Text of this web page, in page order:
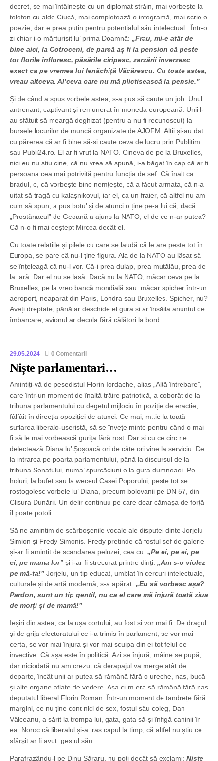
decret, se mai întâlnește cu un diplomat străin, mai vorbește la
telefon cu alde Ciucă, mai completează o integramă, mai scrie o
poezie, dar e prea puțin pentru potențialul său intelectual . Într-o
zi chiar i-o mărturisit lu’ prima Doamnă: „Frau, mi-e atât de
bine aici, la Cotroceni, de parcă aș fi la pension că peste
tot florile înfloresc, păsările ciripesc, zarzării înverzesc
exact ca pe vremea lui Ienăchiță Văcărescu. Cu toate astea,
vreau altceva. Al’ceva care nu mă plictisească la pensie.”
Și de când a spus vorbele astea, s-a pus să caute un job. Unul
antrenant, captivant și remunerat în moneda europeană. Unii l-
au sfătuit să meargă deghizat (pentru a nu fi recunoscut) la
bursele locurilor de muncă organizate de AJOFM. Alții și-au dat
cu părerea că ar fi bine să-și caute ceva de lucru prin Publitim
sau Publi24.ro. El ar fi vrut la NATO. Cineva de pe la Bruxelles,
nici eu nu știu cine, că nu vrea să spună, i-a băgat în cap că ar fi
persoana cea mai potrivită pentru funcția de șef. Că înalt ca
bradul, e, că vorbește bine nemțește, că a făcut armata, că n-a
uitat să tragă cu kalașnikovul, iar el, ca un fraier, că altfel nu am
cum să spun, a pus botu’ și de atunci o ține pe-a lui că, dacă
„Prostănacul” de Geoană a ajuns la NATO, el de ce n-ar putea?
Că n-o fi mai deștept Mircea decât el.
Cu toate relațiile și pilele cu care se laudă că le are peste tot în
Europa, se pare că nu-i ține figura. Aia de la NATO au lăsat să
se înțeleagă că nu-l vor. Că-i prea dulap, prea mutălău, prea de
la țară. Dar el nu se lasă. Dacă nu la NATO, măcar ceva pe la
Bruxelles, pe la vreo bancă mondială sau măcar spicher într-un
aeroport, neaparat din Paris, Londra sau Bruxelles. Spicher, nu?
Aveți dreptate, până ar deschide el gura și ar însăila anunțul de
îmbarcare, avionul ar decola fără călători la bord.
29.05.2024 0 Comentarii
Niște parlamentari…
Amintiți-vă de pesedistul Florin Iordache, alias „Altă întrebare”,
care într-un moment de înaltă trăire patriotică, a coborât de la
tribuna parlamentului cu degetul mijlociu în poziție de eracție,
fâlfâit în direcția opoziției de atunci. Ce mai, m..ie la toată
suflarea liberalo-useristă, să se învețe minte pentru când o mai
fi să le mai vorbească gurița fără rost. Dar și cu ce circ ne
delectează Diana lu’ Șoșoacă ori de câte ori vine la serviciu. De
la intrarea pe poarta parlamentului, până la discursul de la
tribuna Senatului, numa’ spurcăciuni e la gura dumneaei. Pe
holuri, la bufet sau la weceul Casei Poporului, peste tot se
rostogolesc vorbele lu’ Diana, precum bolovanii pe DN 57, din
Clisura Dunării. Un delir continuu pe care doar cămașa de forță
îl poate potoli.
Să ne amintim de scârboșenile vocale ale disputei dinte Jorjelu
Simion și Fredy Simonis. Fredy pretinde că fostul șef de galerie
și-ar fi amintit de scandarea peluzei, cea cu: „Pe ei, pe ei, pe
ei, pe mama lor” și i-ar fi strecurat printre dinți: „Am s-o violez
pe mă-ta!” Jorjelu, un tip educat, umblat în cercuri intelectuale,
culturale și de artă modernă, s-a apărat: „Eu să vorbesc așa?
Pardon, sunt un tip gentil, nu ca el care mă înjură toată ziua
de morți și de mamă!”
Ieșiri din astea, ca la ușa cortului, au fost și vor mai fi. De dragul
și de grija electoratului ce i-a trimis în parlament, se vor mai
certa, se vor mai înjura și vor mai scuipa din ei tot felul de
invective. Că așa este în politică. Azi se înjură, mâine se pupă,
dar niciodată nu am crezut că derapajul va merge atât de
departe, încât unii ar putea să rămână fără o ureche, nas, bucă
și alte organe aflate de vedere. Așa cum era să rămână fără nas
deputatul liberal Florin Roman. Într-un moment de tandrețe fără
margini, ce nu ține cont nici de sex, fostul său coleg, Dan
Vâlceanu, a sărit la trompa lui, gata, gata să-și înfigă caninii în
ea. Noroc că liberalul și-a tras capul la timp, că altfel nu știu ce
sfârșit ar fi avut gestul său.
Parafrazându-l pe Dinu Săraru, nu poți decât să exclami: Niște